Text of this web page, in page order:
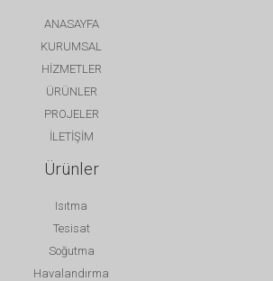
ANASAYFA
KURUMSAL
HİZMETLER
ÜRÜNLER
PROJELER
İLETİŞİM
Ürünler
Isıtma
Tesisat
Soğutma
Havalandırma